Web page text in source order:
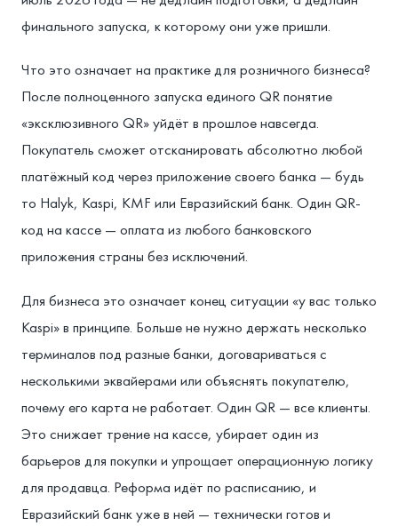
финального запуска, к которому они уже пришли.
Что это означает на практике для розничного бизнеса?
После полноценного запуска единого QR понятие
«эксклюзивного QR» уйдёт в прошлое навсегда.
Покупатель сможет отсканировать абсолютно любой
платёжный код через приложение своего банка — будь
то Halyk, Kaspi, KMF или Евразийский банк. Один QR-
код на кассе — оплата из любого банковского
приложения страны без исключений.
Для бизнеса это означает конец ситуации «у вас только
Kaspi» в принципе. Больше не нужно держать несколько
терминалов под разные банки, договариваться с
несколькими эквайерами или объяснять покупателю,
почему его карта не работает. Один QR — все клиенты.
Это снижает трение на кассе, убирает один из
барьеров для покупки и упрощает операционную логику
для продавца. Реформа идёт по расписанию, и
Евразийский банк уже в ней — технически готов и